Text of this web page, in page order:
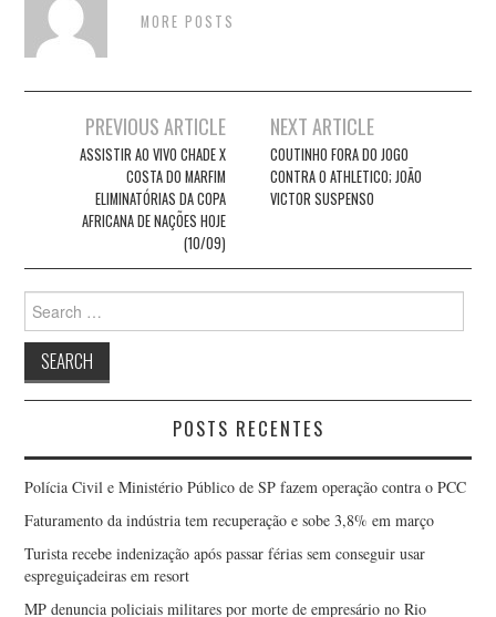
MORE POSTS
navigation
PREVIOUS ARTICLE
ASSISTIR AO VIVO CHADE X
COSTA DO MARFIM
ELIMINATÓRIAS DA COPA
AFRICANA DE NAÇÕES HOJE
(10/09)
NEXT ARTICLE
COUTINHO FORA DO JOGO
CONTRA O ATHLETICO; JOÃO
VICTOR SUSPENSO
for:
POSTS RECENTES
Polícia Civil e Ministério Público de SP fazem operação contra o PCC
Faturamento da indústria tem recuperação e sobe 3,8% em março
Turista recebe indenização após passar férias sem conseguir usar
espreguiçadeiras em resort
MP denuncia policiais militares por morte de empresário no Rio